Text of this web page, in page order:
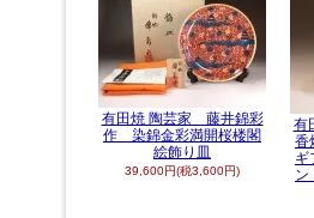
有田焼 陶芸家 藤井錦彩
作 染錦金彩満開桜楼閣
絵飾り皿
39,600円(税3,600円)
有
香
ギ
ン